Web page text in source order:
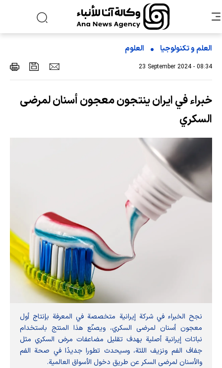
العلم و تکنولوجیا العلوم
23 September 2024 - 08:34
خبراء في ايران ينتجون معجون أسنان لمرضى
السكري
نجح الخبراء في شركة إيرانية متخصصة في المعرفة بإنتاج أول
معجون أسنان لمرضى السكري، ويصنّع هذا المنتج باستخدام
نباتات إيرانية أصلية بهدف تقليل مضاعفات مرض السكري مثل
جفاف الفم ونزيف اللثة، وسيحدث تطورا جديدًا في صحة الفم
والأسنان لمرضى السكر عن طريق دخول الأسواق العالمية.